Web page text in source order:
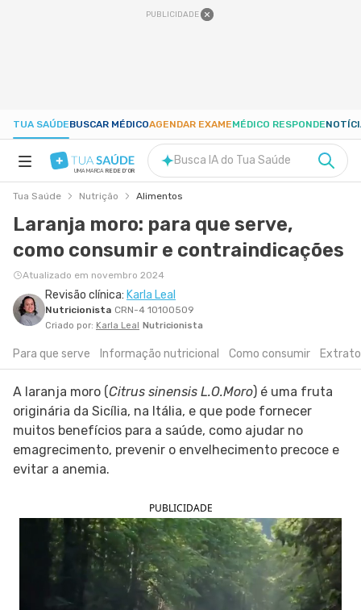
PUBLICIDADE
TUA SAÚDEBUSCAR MÉDICOAGENDAR EXAMEMÉDICO RESPONDE
NUTRIÇÃO
GRAVIDEZ
SIGA O TUA SAÚDE NAS REDES SOCIAIS
UMA MARCA REDE D'OR
Busca IA do Tua Saúde
Tua Saúde Nutrição Alimentos
Laranja moro: para que serve,
como consumir e contraindicações
Atualizado em novembro 2024
Revisão clínica: Karla Leal
Nutricionista CRN-4 10100509
Criado por: Karla Leal Nutricionista
Para que serve Informação nutricional Como consumir Extrato
A laranja moro (Citrus sinensis L.O.Moro) é uma fruta
originária da Sicília, na Itália, e que pode fornecer
muitos benefícios para a saúde, como ajudar no
emagrecimento, prevenir o envelhecimento precoce e
evitar a anemia.
PUBLICIDADE